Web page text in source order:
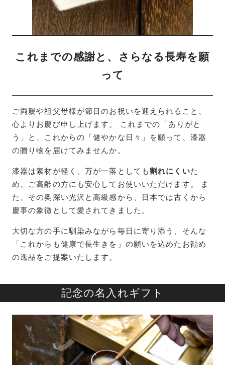
これまでの感謝と、さらなる長寿を願
って
ご両親や祖父母様が節目のお祝いを迎えられること、
心よりお慶び申し上げます。 これまでの「ありがと
う」と、これからの「健やかな日々」を願って、漆器
の贈り物を届けてみませんか。
漆器は素材が軽く、万が一落としても割れにくいた
め、ご高齢の方にも安心してお使いいただけます。 ま
た、その奥深い光沢と高級感から、日本では古くから
慶事の象徴として愛されてきました。
大切な方の手に馴染みながら毎日に寄り添う、そんな
「これからも健康で長生きを」の願いを込めたお勧め
の逸品をご提案いたします。
記念の名入れギフト